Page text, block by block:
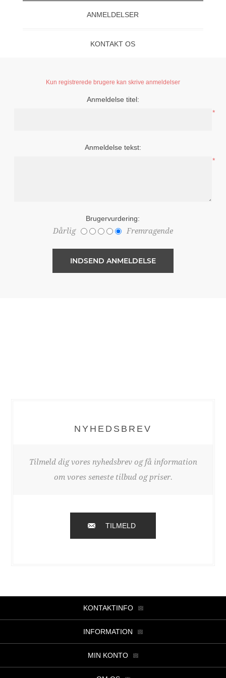
ANMELDELSER
KONTAKT OS
Kun registrerede brugere kan skrive anmeldelser
Anmeldelse titel:
*
Anmeldelse tekst:
*
Brugervurdering:
Dårlig Fremragende
NYHEDSBREV
Tilmeld dig vores nyhedsbrev og få information
om vores seneste tilbud og priser.
TILMELD
KONTAKTINFO
INFORMATION
MIN KONTO